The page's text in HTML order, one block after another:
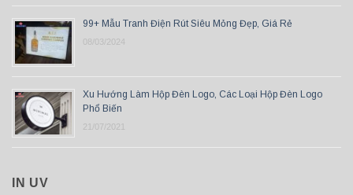
99+ Mẫu Tranh Điện Rút Siêu Mỏng Đẹp, Giá Rẻ
08/03/2024
Xu Hướng Làm Hộp Đèn Logo, Các Loại Hộp Đèn Logo
Phổ Biến
21/07/2021
IN UV